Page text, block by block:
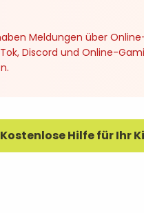
Meldungen über
Discord und Online-
Kostenlose Hilfe für Ihr